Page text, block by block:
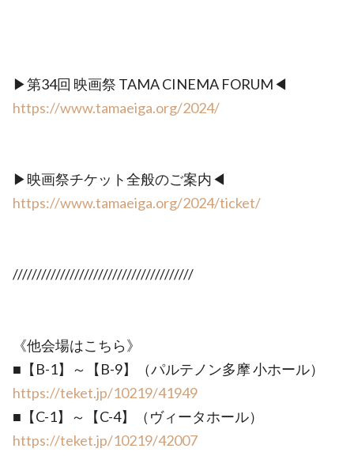
▶第34回 映画祭 TAMA CINEMA FORUM◀
https://www.tamaeiga.org/2024/
▶映画祭チケット全般のご案内◀
https://www.tamaeiga.org/2024/ticket/
//////////////////////////////////////
《他会場はこちら》
■【B-1】～【B-9】（パルテノン多摩 小ホール）
https://teket.jp/10219/41949
■【C-1】～【C-4】（ヴィータホール）
https://teket.jp/10219/42007